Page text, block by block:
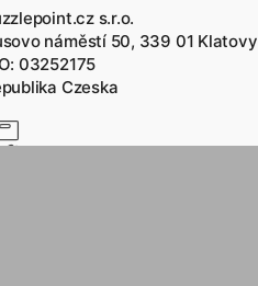
s.r.o.
náměstí 50, 339 01 Klatovy
03252175
Czeska